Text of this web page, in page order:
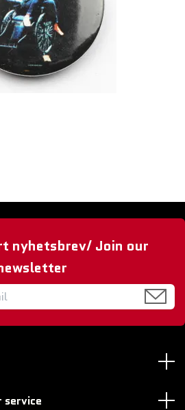
nyhetsbrev/ Join our
service